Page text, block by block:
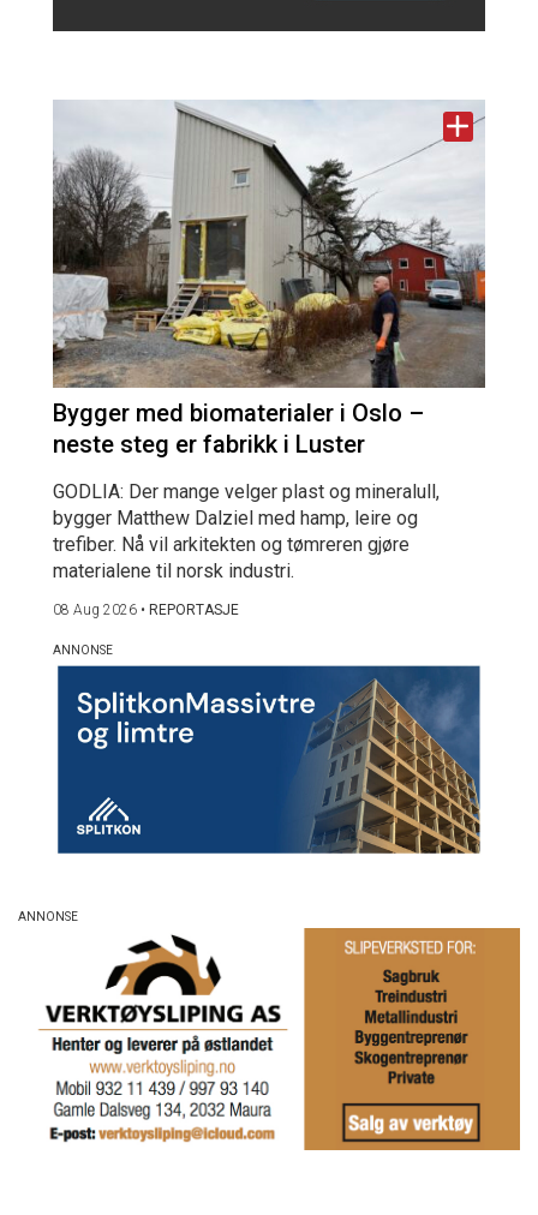
Bygger med biomaterialer i Oslo –
neste steg er fabrikk i Luster
GODLIA: Der mange velger plast og mineralull,
bygger Matthew Dalziel med hamp, leire og
trefiber. Nå vil arkitekten og tømreren gjøre
materialene til norsk industri.
08 Aug 2026 • REPORTASJE